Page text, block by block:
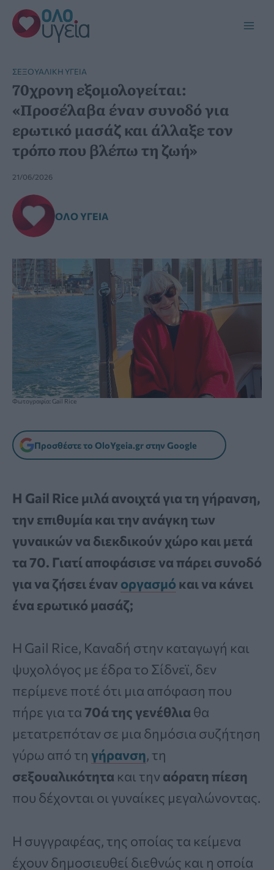
Μετάβαση
στο
περιεχόμενο
ΣΕΞΟΥΑΛΙΚΉ ΥΓΕΊΑ
70χρονη εξομολογείται:
«Προσέλαβα έναν συνοδό για
ερωτικό μασάζ και άλλαξε τον
τρόπο που βλέπω τη ζωή»
21/06/2026
ΌΛΟ ΥΓΕΊΑ
Φωτογραφία: Gail Rice
Προσθέστε το OloYgeia.gr στην Google
Η Gail Rice μιλά ανοιχτά για τη γήρανση,
την επιθυμία και την ανάγκη των
γυναικών να διεκδικούν χώρο και μετά
τα 70. Γιατί αποφάσισε να πάρει συνοδό
για να ζήσει έναν οργασμό και να κάνει
ένα ερωτικό μασάζ;
Η Gail Rice, Καναδή στην καταγωγή και
ψυχολόγος με έδρα το Σίδνεϊ, δεν
περίμενε ποτέ ότι μια απόφαση που
πήρε για τα 70ά της γενέθλια θα
μετατρεπόταν σε μια δημόσια συζήτηση
γύρω από τη γήρανση, τη
σεξουαλικότητα και την αόρατη πίεση
που δέχονται οι γυναίκες μεγαλώνοντας.
Η συγγραφέας, της οποίας τα κείμενα
έχουν δημοσιευθεί διεθνώς και η οποία